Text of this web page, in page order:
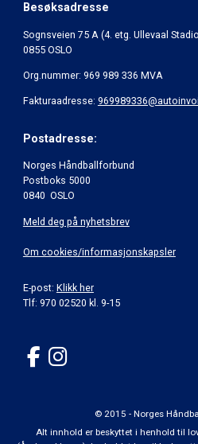
Besøksadresse
Sognsveien 75 A (4. etg. Ullevaal
0855 OSLO
Org.nummer: 969 989 336 MVA
Fakturaadresse:
Postadresse:
Norges Håndballforbund
Postboks 5000
0840 OSLO
Meld deg på nyhetsbrev
Om cookies/informasjonskapsler
E-post: Klikk her
Tlf: 970 02520 kl. 9-15
© 2015 - Norges
Alt innhold er beskyttet i henhold til